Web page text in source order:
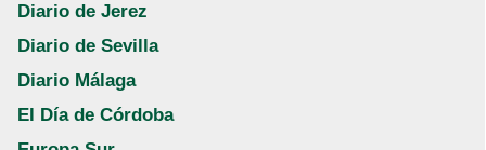
Diario de Jerez
Diario de Sevilla
Diario Málaga
El Día de Córdoba